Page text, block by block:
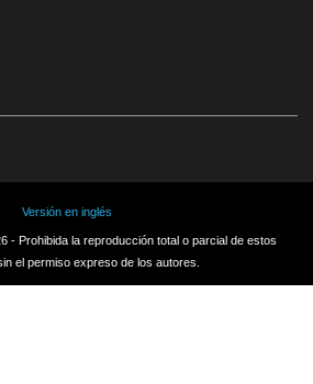
Versión en inglés
- Prohibida la reproducción total o parcial de estos
el permiso expreso de los autores.